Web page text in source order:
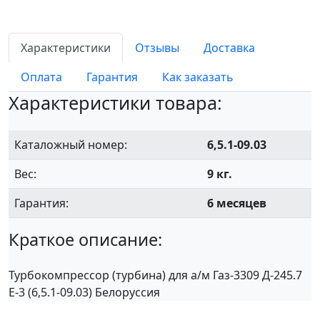
Характеристики Отзывы
Доставка
Оплата
Гарантия Как заказать
Характеристики товара:
Каталожный номер:
6,5.1-09.03
Вес:
9 кг.
Гарантия:
6 месяцев
Краткое описание:
Турбокомпрессор (турбина) для а/м Газ-3309 Д-245.7
Е-3 (6,5.1-09.03) Белоруссия